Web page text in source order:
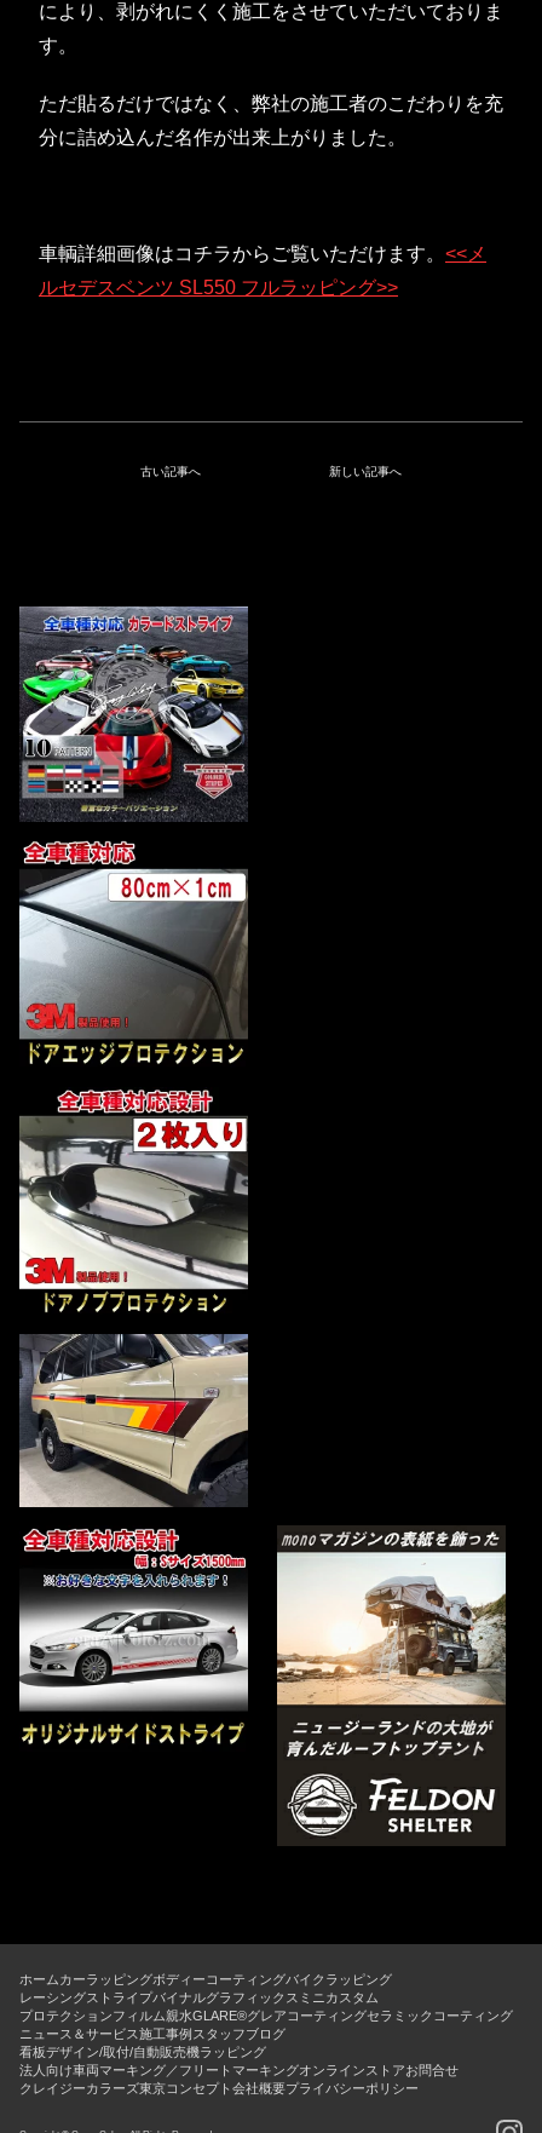
により、剥がれにくく施工をさせていただいておりま
す。
ただ貼るだけではなく、弊社の施工者のこだわりを充
分に詰め込んだ名作が出来上がりました。
車輌詳細画像はコチラからご覧いただけます。 <<メ
ルセデスベンツ SL550 フルラッピング>>
古い記事へ 新しい記事へ
ホームカーラッピングボディーコーティングバイクラッピング
レーシングストライプバイナルグラフィックス ミニカスタム
プロテクションフィルム親水GLARE®グレアコーティングセラミックコーティング
ニュース＆サービス施工事例 スタッフブログ
看板デザイン/取付/自動販売機ラッピング
法人向け車両マーキング／フリートマーキングオンラインストアお問合せ
クレイジーカラーズ東京コンセプト 会社概要プライバシーポリシー